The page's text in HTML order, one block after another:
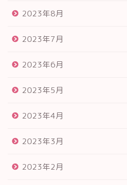
2023年8月
2023年7月
2023年6月
2023年5月
2023年4月
2023年3月
2023年2月